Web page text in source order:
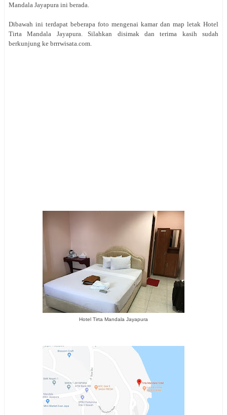
Mandala Jayapura ini berada.
Dibawah ini terdapat beberapa foto mengenai kamar dan map letak Hotel
Tirta Mandala Jayapura. Silahkan disimak dan terima kasih sudah
berkunjung ke brrrwisata.com.
Hotel Tirta Mandala Jayapura